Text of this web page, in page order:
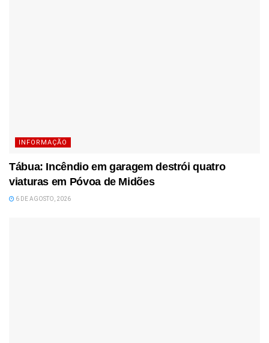
INFORMAÇÃO
Tábua: Incêndio em garagem destrói quatro
viaturas em Póvoa de Midões
6 DE AGOSTO, 2026